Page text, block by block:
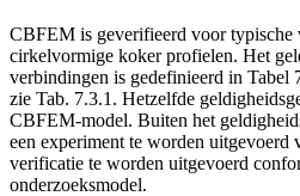
CBFEM is geverifieerd voor typische
cirkelvormige koker profielen. Het
verbindingen is gedefinieerd in Tabel
zie Tab. 7.3.1. Hetzelfde
CBFEM-model. Buiten het
een experiment te worden uitgevoerd
verificatie te worden uitgevoerd
onderzoeksmodel.